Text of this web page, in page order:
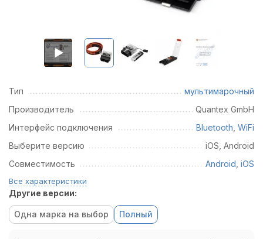
Тип
мультимарочный
Производитель
Quantex GmbH
Интерфейс подключения
Bluetooth WiFi
Выберите версию
iOS, Android
Совместимость
Android iOS
Все характеристики
Другие версии:
Одна марка на выбор Полный